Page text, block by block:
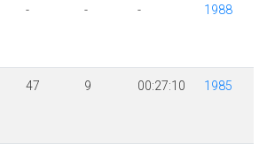
- - - 1988
47 9 00:27:10 1985